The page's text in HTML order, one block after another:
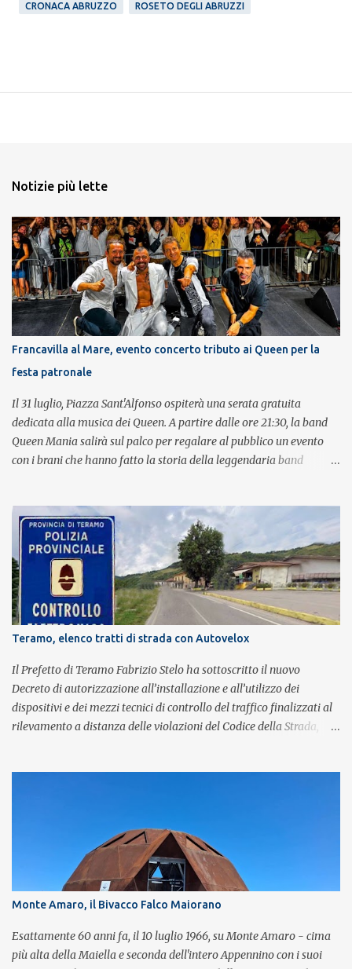
CRONACA ABRUZZO ROSETO DEGLI ABRUZZI
Notizie più lette
Francavilla al Mare, evento concerto tributo ai Queen per la
festa patronale
Il 31 luglio, Piazza Sant'Alfonso ospiterà una serata gratuita
dedicata alla musica dei Queen. A partire dalle ore 21:30, la band
Queen Mania salirà sul palco per regalare al pubblico un evento
con i brani che hanno fatto la storia della leggendaria band
con grande successo la passione e l'energia del celebre gruppo. Lo
spettacolo si inserisce nell'ambito dei festeggiamenti in onore di
Sant'Alfonso, il santo patrono della città. La formazione sul palco è
composta da Simone Fortuna alla batteria e voce, Fabrizio
Palermo al basso e voce, Tiziano Giampieri alla chitarra e voce, e
Salvo Vinci alla voce. Salvo Vinci è la voce scelta direttamente da
Brian May e Roger Taylor per il musical We Will Rock You.
Teramo, elenco tratti di strada con Autovelox
Il Prefetto di Teramo Fabrizio Stelo ha sottoscritto il nuovo
Decreto di autorizzazione all’installazione e all’utilizzo dei
dispositivi e dei mezzi tecnici di controllo del traffico finalizzati al
rilevamento a distanza delle violazioni del Codice della Strada,
del C.d.S., in particolare del superamento dei limiti di velocità. Il
provvedimento, spiega il Prefetto, è stato emanato a seguito del
completamento dell’istruttoria da parte della Polizia Stradale di
Teramo, integrando il precedente con i tratti stradali per i quali è
stato dato parere tecnico positivo. Con l’occasione, inoltre, si è
proceduto all’esame delle istanze di rettifica e/o revisione p...
Monte Amaro, il Bivacco Falco Maiorano
Esattamente 60 anni fa, il 10 luglio 1966, su Monte Amaro - cima
più alta della Maiella e seconda dell'intero Appennino con i suoi